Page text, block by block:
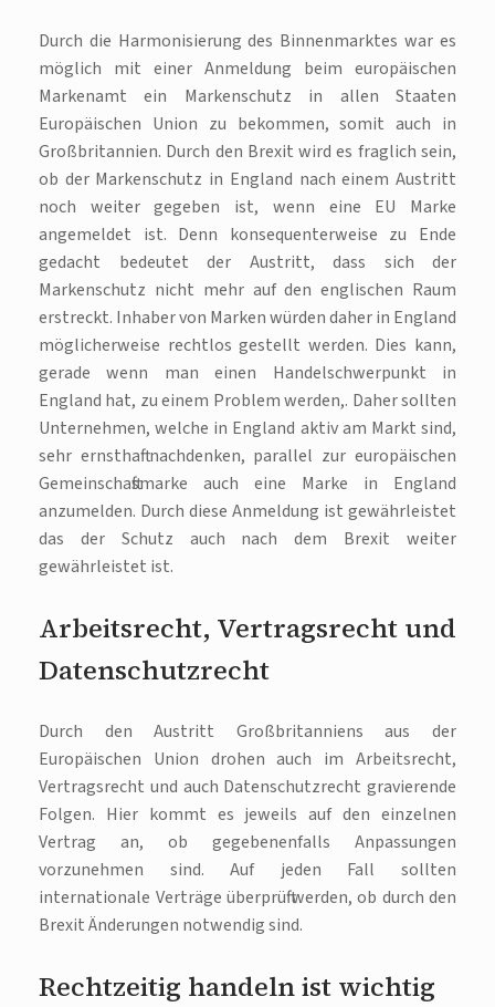
Durch die Harmonisierung des Binnenmarktes war es
möglich mit einer Anmeldung beim europäischen
Markenamt ein Markenschutz in allen Staaten
Europäischen Union zu bekommen, somit auch in
Großbritannien. Durch den Brexit wird es fraglich sein,
ob der Markenschutz in England nach einem Austritt
noch weiter gegeben ist, wenn eine EU Marke
angemeldet ist. Denn konsequenterweise zu Ende
gedacht bedeutet der Austritt, dass sich der
Markenschutz nicht mehr auf den englischen Raum
erstreckt. Inhaber von Marken würden daher in England
möglicherweise rechtlos gestellt werden. Dies kann,
gerade wenn man einen Handelschwerpunkt in
England hat, zu einem Problem werden,. Daher sollten
Unternehmen, welche in England aktiv am Markt sind,
sehr ernsthaft nachdenken, parallel zur europäischen
Gemeinschaftsmarke auch eine Marke in England
anzumelden. Durch diese Anmeldung ist gewährleistet
das der Schutz auch nach dem Brexit weiter
gewährleistet ist.
Arbeitsrecht, Vertragsrecht und
Datenschutzrecht
Durch den Austritt Großbritanniens aus der
Europäischen Union drohen auch im Arbeitsrecht,
Vertragsrecht und auch Datenschutzrecht gravierende
Folgen. Hier kommt es jeweils auf den einzelnen
Vertrag an, ob gegebenenfalls Anpassungen
vorzunehmen sind. Auf jeden Fall sollten
internationale Verträge überprüft werden, ob durch den
Brexit Änderungen notwendig sind.
Rechtzeitig handeln ist wichtig